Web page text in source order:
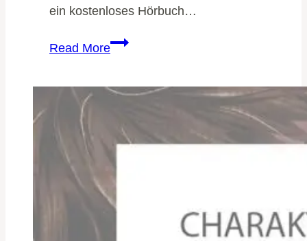
ein kostenloses Hörbuch…
Read MoreHörbuch-
Podimo